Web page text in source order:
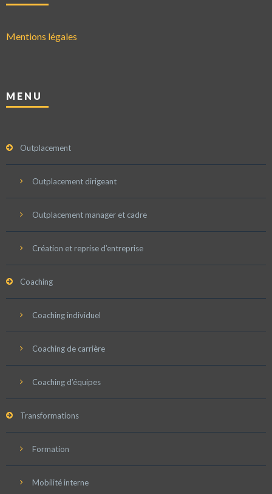
Mentions légales
MENU
Outplacement
Outplacement dirigeant
Outplacement manager et cadre
Création et reprise d’entreprise
Coaching
Coaching individuel
Coaching de carrière
Coaching d’équipes
Transformations
Formation
Mobilité interne